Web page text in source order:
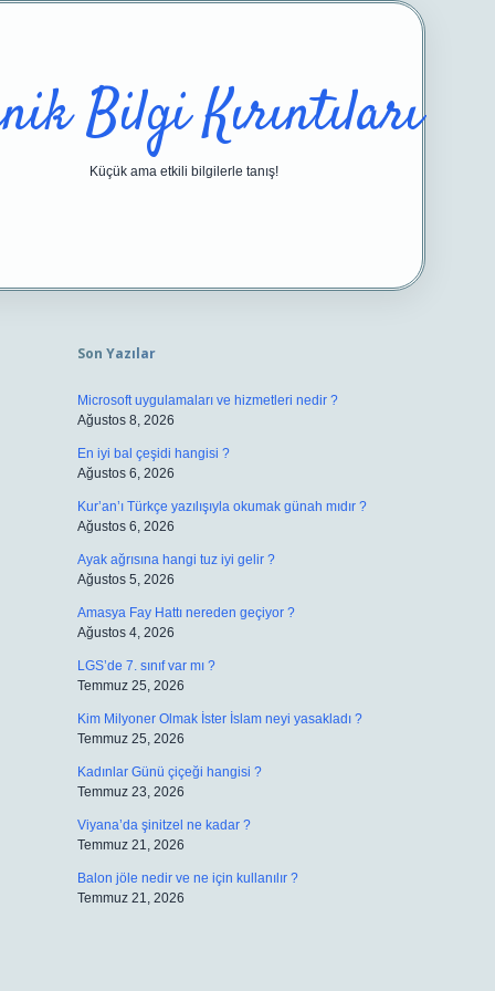
Bilgi Kırıntıları
Küçük ama etkili bilgilerle tanış!
Son Yazılar
Microsoft uygulamaları ve hizmetleri nedir ?
Ağustos 8, 2026
En iyi bal çeşidi hangisi ?
Ağustos 6, 2026
Kur’an’ı Türkçe yazılışıyla okumak günah mıdır ?
Ağustos 6, 2026
Ayak ağrısına hangi tuz iyi gelir ?
Ağustos 5, 2026
Amasya Fay Hattı nereden geçiyor ?
Ağustos 4, 2026
LGS’de 7. sınıf var mı ?
Temmuz 25, 2026
Kim Milyoner Olmak İster İslam neyi yasakladı ?
Temmuz 25, 2026
Kadınlar Günü çiçeği hangisi ?
Temmuz 23, 2026
Viyana’da şinitzel ne kadar ?
Temmuz 21, 2026
Balon jöle nedir ve ne için kullanılır ?
Temmuz 21, 2026